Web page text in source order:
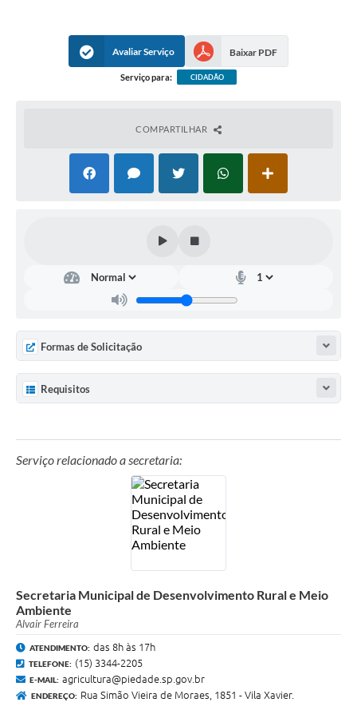
Avaliar Serviço Baixar PDF
Serviço para: CIDADÃO
COMPARTILHAR
Formas de Solicitação
Requisitos
Serviço relacionado a secretaria:
Secretaria Municipal de Desenvolvimento Rural e Meio
Ambiente
Alvair Ferreira
ATENDIMENTO: das 8h às 17h
TELEFONE: (15) 3344-2205
E-MAIL: agricultura@piedade.sp.gov.br
ENDEREÇO: Rua Simão Vieira de Moraes, 1851 - Vila Xavier.